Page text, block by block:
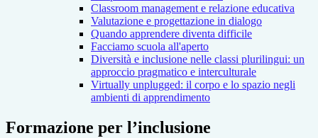
Classroom management e relazione educativa
Valutazione e progettazione in dialogo
Quando apprendere diventa difficile
Facciamo scuola all'aperto
Diversità e inclusione nelle classi plurilingui: un
approccio pragmatico e interculturale
Virtually unplugged: il corpo e lo spazio negli
ambienti di apprendimento
Formazione per l’inclusione